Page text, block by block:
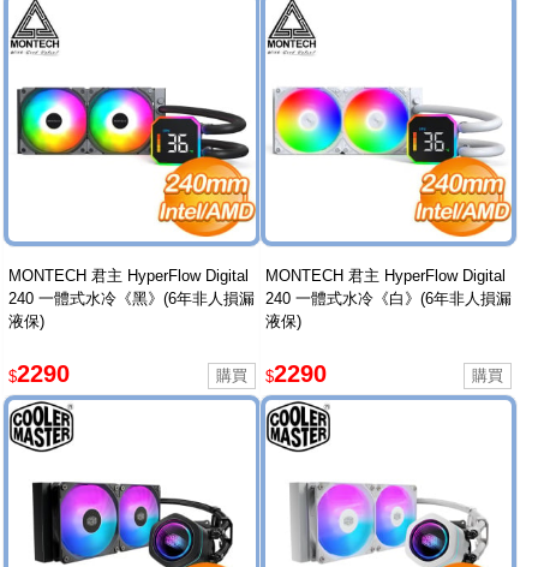
MONTECH 君主 HyperFlow Digital
240 一體式水冷《黑》(6年非人損漏
液保)
$2290
MONTECH 君主 HyperFlow Digital
240 一體式水冷《白》(6年非人損漏
液保)
$2290